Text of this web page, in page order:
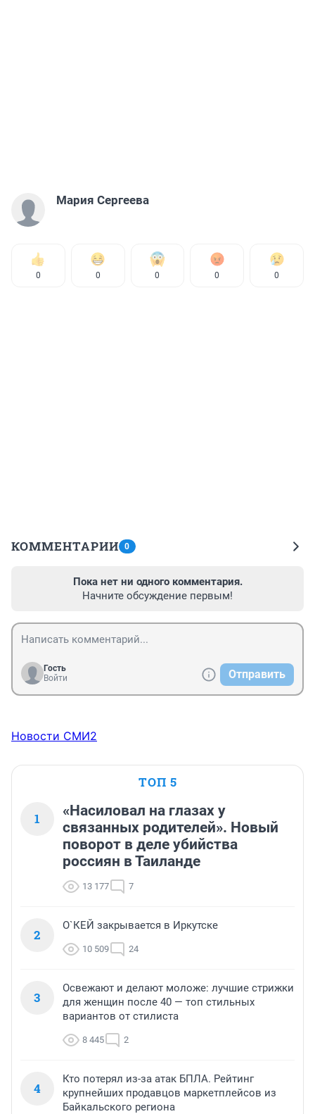
Мария Сергеева
0 0 0 0 0
КОММЕНТАРИИ 0
Пока нет ни одного комментария.
Начните обсуждение первым!
Гость
Войти
Отправить
Новости СМИ2
ТОП 5
1
«Насиловал на глазах у
связанных родителей». Новый
поворот в деле убийства
россиян в Таиланде
13 177 7
2
О`КЕЙ закрывается в Иркутске
10 509 24
3
Освежают и делают моложе: лучшие стрижки
для женщин после 40 — топ стильных
вариантов от стилиста
8 445 2
4
Кто потерял из-за атак БПЛА. Рейтинг
крупнейших продавцов маркетплейсов из
Байкальского региона